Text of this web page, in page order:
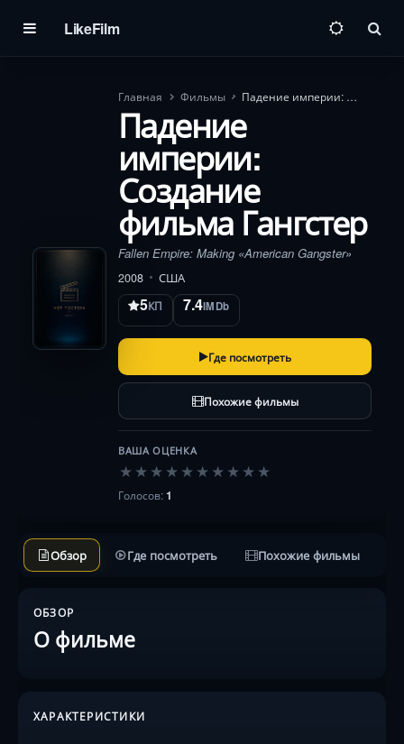
LikeFilm
Главная Фильмы Падение империи: Создание фильма Гангстер
Падение
империи:
Создание
фильма Гангстер
Fallen Empire: Making «American Gangster»
2008
США
5КП 7.4IMDb
Где посмотреть
Похожие фильмы
ВАША ОЦЕНКА
★ ★ ★ ★ ★ ★ ★ ★ ★ ★
Голосов:1
Обзор Где посмотреть Похожие фильмы
ОБЗОР
О фильме
ХАРАКТЕРИСТИКИ